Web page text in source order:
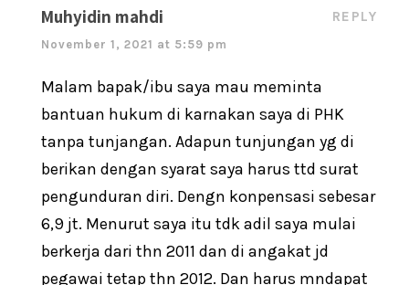
Muhyidin mahdi
November 1, 2021 at 5:59 pm
REPLY
Malam bapak/ibu saya mau meminta
bantuan hukum di karnakan saya di PHK
tanpa tunjangan. Adapun tunjungan yg di
berikan dengan syarat saya harus ttd surat
pengunduran diri. Dengn konpensasi sebesar
6,9 jt. Menurut saya itu tdk adil saya mulai
berkerja dari thn 2011 dan di angakat jd
pegawai tetap thn 2012. Dan harus mndapat